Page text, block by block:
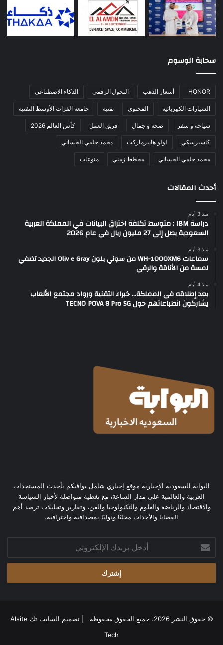
سحابة الوسوم
HONOR أسعار الذهب التحول الرقمي الذكاء الاصطناعي
السيارات الكهربائية المحتوى تقنية جامعة الفرات الأوسط التقنية
سياحة و سفر صحة و جمال فريق العمل كأس العالم 2026
كاسبرسكي لولو هايبرماركت محمد جلمي الحساني
محمد حلمي الحساني مخطط زمني منوعات
أحدث المقالات
منذ 3 أيام
دراسة IBM : متوسط تكلفة اختراق البيانات في المملكة العربية
السعودية يصل إلى 27 مليون ريال في عام 2026
منذ 3 أيام
سماعات WH-1000XM6 من سوني بلون Oliv e Gray الجديد تضفي
لمسة من الأناقة والرقي
منذ 4 أيام
بعد إطلاقه في المملكة… خبراء التقنية ورواد مجتمع الألعاب
يشاركون انطباعاتهم حول TECNO POVA 8 Pro 5G
البوابة السعودية الإخبارية موقع إخباري شامل يوافيكم بأحدث المستجدات
العربية والعالمية على مدار الساعة، مع تغطية متواصلة لأخبار السياسة
والاقتصاد والرياضة والعلوم والتكنولوجيا والفن، وتقارير وتحليلات ترصد أهم
القضايا والأحداث محليًا ودوليًا بمصداقية واحترافية.
بريدك
الإلكتروني
© حقوق النشر 2026، جميع الحقوق محفوظة | تصميم
السايت تك Alsite
Tech